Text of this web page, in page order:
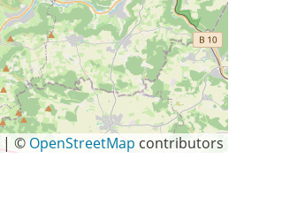
| © OpenStreetMap contributors